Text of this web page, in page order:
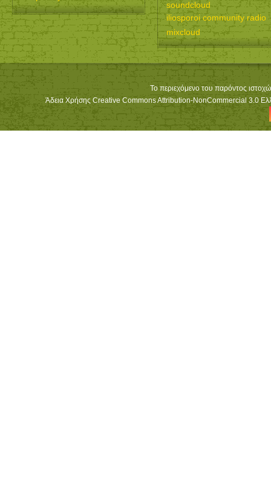
soundcloud
iliosporoi community radio
mixcloud
Το περιεχόμενο του παρόντος
Άδεια Χρήσης Creative Commons Attribution-NonCommercial 3.0